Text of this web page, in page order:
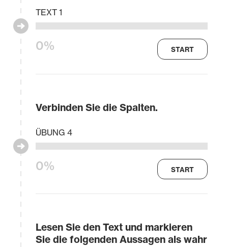
0%
TEXT 1
START
Verbinden Sie die Spalten.
0%
ÜBUNG 4
START
Lesen Sie den Text und markieren
Sie die folgenden Aussagen als wahr